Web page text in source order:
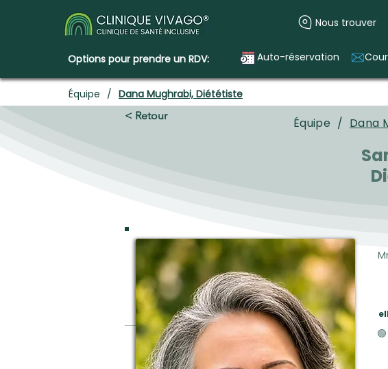
Nous trouver
Options pour prendre un RDV: Auto-réservation
Équipe / Dana Mughrabi, Diététiste
< Retour Équipe / Dana